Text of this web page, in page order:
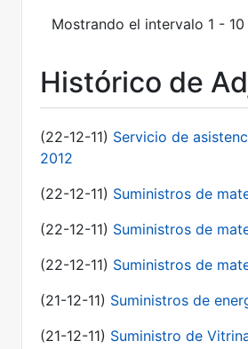
Mostrando el intervalo 1 -
Histórico de
(22-12-11) Servicio de
2012
(22-12-11) Suministros de
(22-12-11) Suministros de
(22-12-11) Suministros de
(21-12-11) Suministros de
(21-12-11) Suministro de